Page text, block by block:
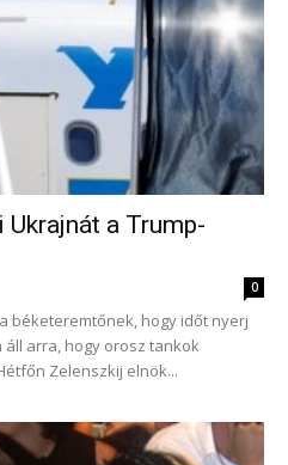
Ukrajnát a Trump-
0
béketeremtőnek, hogy időt nyerj
áll arra, hogy orosz tankok
Zelenszkij elnök...